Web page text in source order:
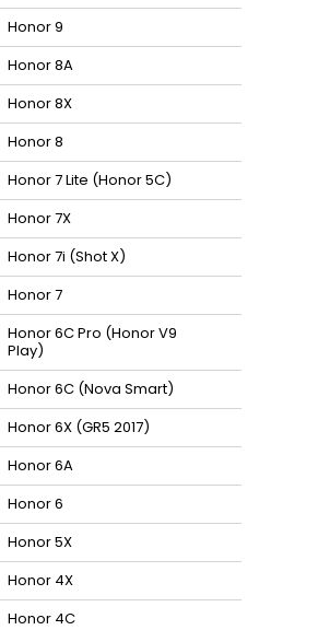
Honor 9
Honor 8A
Honor 8X
Honor 8
Honor 7 Lite (Honor 5C)
Honor 7X
Honor 7i (Shot X)
Honor 7
Honor 6C Pro (Honor V9
Play)
Honor 6C (Nova Smart)
Honor 6X (GR5 2017)
Honor 6A
Honor 6
Honor 5X
Honor 4X
Honor 4C